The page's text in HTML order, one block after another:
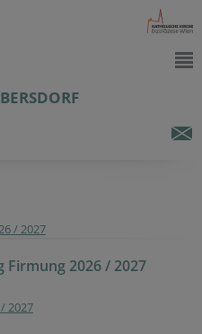
/ 2027
2026 / 2027
2027